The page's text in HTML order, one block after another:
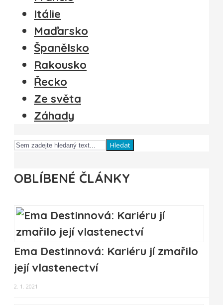
Itálie
Maďarsko
Španělsko
Rakousko
Řecko
Ze světa
Záhady
Hledat
OBLÍBENÉ ČLÁNKY
Ema Destinnová: Kariéru jí zmařilo
její vlastenectví
2. 1. 2021